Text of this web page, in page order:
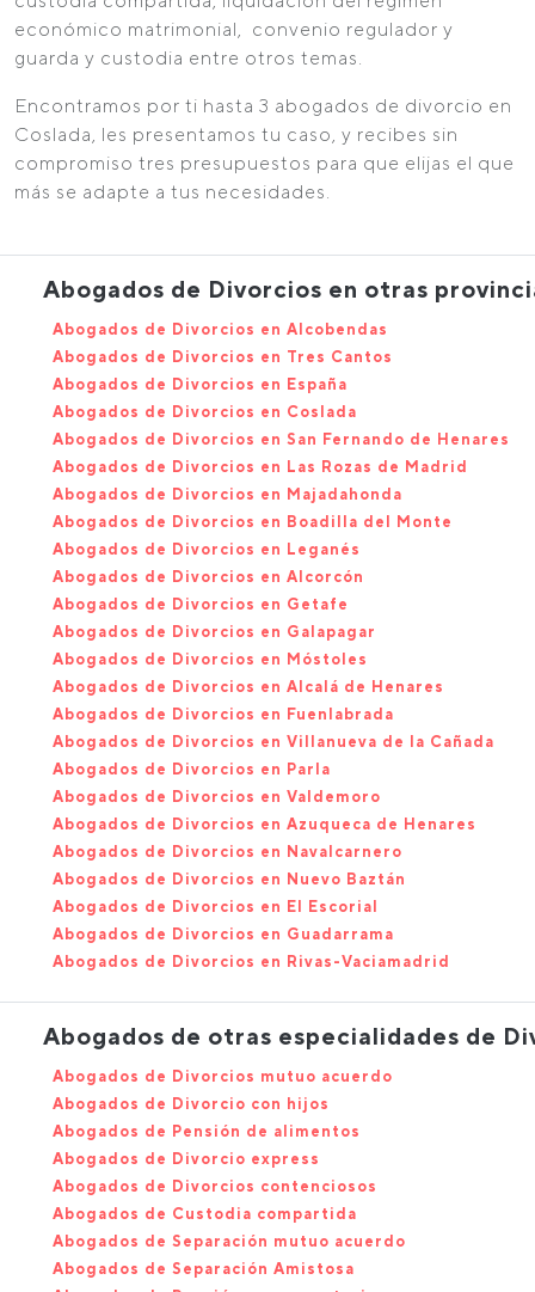
económico matrimonial, convenio regulador y
guarda y custodia entre otros temas.
Encontramos por ti hasta 3 abogados de divorcio en
Coslada, les presentamos tu caso, y recibes sin
compromiso tres presupuestos para que elijas el que
más se adapte a tus necesidades.
Abogados de Divorcios en otras
Abogados de Divorcios en Alcobendas
Abogados de Divorcios en Tres Cantos
Abogados de Divorcios en España
Abogados de Divorcios en Coslada
Abogados de Divorcios en San Fernando de Henares
Abogados de Divorcios en Las Rozas de Madrid
Abogados de Divorcios en Majadahonda
Abogados de Divorcios en Boadilla del Monte
Abogados de Divorcios en Leganés
Abogados de Divorcios en Alcorcón
Abogados de Divorcios en Getafe
Abogados de Divorcios en Galapagar
Abogados de Divorcios en Móstoles
Abogados de Divorcios en Alcalá de Henares
Abogados de Divorcios en Fuenlabrada
Abogados de Divorcios en Villanueva de la Cañada
Abogados de Divorcios en Parla
Abogados de Divorcios en Valdemoro
Abogados de Divorcios en Azuqueca de Henares
Abogados de Divorcios en Navalcarnero
Abogados de Divorcios en Nuevo Baztán
Abogados de Divorcios en El Escorial
Abogados de Divorcios en Guadarrama
Abogados de Divorcios en Rivas-Vaciamadrid
Abogados de otras especialidades de
Abogados de Divorcios mutuo acuerdo
Abogados de Divorcio con hijos
Abogados de Pensión de alimentos
Abogados de Divorcio express
Abogados de Divorcios contenciosos
Abogados de Custodia compartida
Abogados de Separación mutuo acuerdo
Abogados de Separación Amistosa